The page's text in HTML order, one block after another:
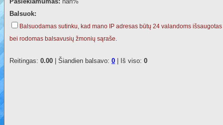
Balsuok:
Balsuodamas sutinku, kad mano IP adresas būtų 24 valandoms išsaugotas
bei rodomas balsavusių žmonių sąraše.
Reitingas: 0.00 | Šiandien balsavo: 0 | Iš viso: 0